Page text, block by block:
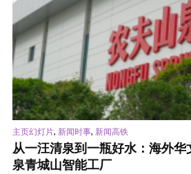
主页幻灯片, 新闻时事, 新闻高铁
从一汪清泉到一瓶好水：海外华
泉青城山智能工厂